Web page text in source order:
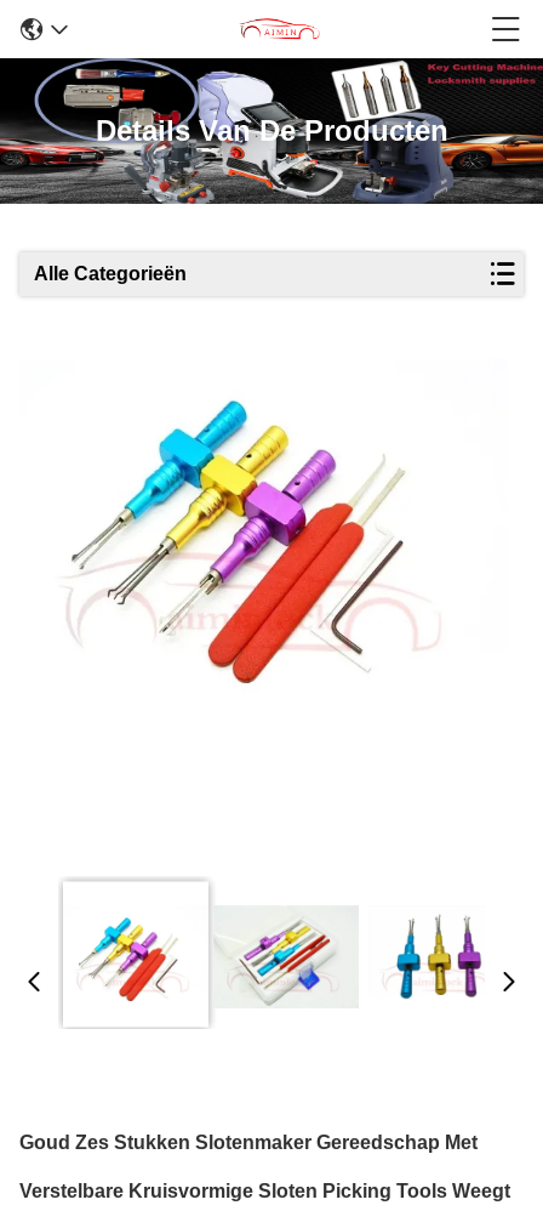
Details Van De Producten
Alle Categorieën
Goud Zes Stukken Slotenmaker Gereedschap Met
Verstelbare Kruisvormige Sloten Picking Tools Weegt